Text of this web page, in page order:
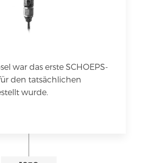
war das erste SCHOEPS-
den tatsächlichen
wurde.